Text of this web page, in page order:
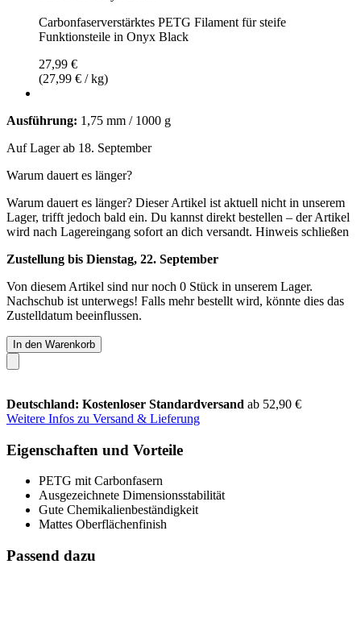
Carbonfaserverstärktes PETG Filament für steife
Funktionsteile in Onyx Black
27,99 €
(27,99 € / kg)
Ausführung: 1,75 mm / 1000 g
Auf Lager ab 18. September
Warum dauert es länger?
Warum dauert es länger? Dieser Artikel ist aktuell nicht in unserem
Lager, trifft jedoch bald ein. Du kannst direkt bestellen – der Artikel
wird nach Lagereingang sofort an dich versandt. Hinweis schließen
Zustellung bis Dienstag, 22. September
Von diesem Artikel sind nur noch 0 Stück in unserem Lager.
Nachschub ist unterwegs! Falls mehr bestellt wird, könnte dies das
Zustelldatum beeinflussen.
In den Warenkorb
Deutschland: Kostenloser Standardversand ab 52,90 €
Weitere Infos zu Versand & Lieferung
Eigenschaften und Vorteile
PETG mit Carbonfasern
Ausgezeichnete Dimensionsstabilität
Gute Chemikalienbeständigkeit
Mattes Oberflächenfinish
Passend dazu